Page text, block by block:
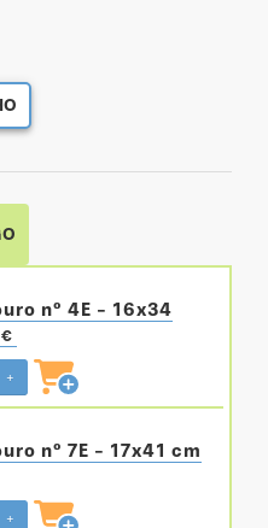
nº 4E - 16x34
+
nº 7E - 17x41 cm
+